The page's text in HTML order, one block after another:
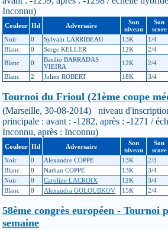
Inconnu)
Couleur Hd Adversaire
Son
niveau
Son
score
Noir
0 Sylvain LARRIBEAU 13K 1/4
Blanc
0 Serge KELLER 12K 2/4
Blanc
0
Basilio BARRADAS
VIEIRA
12K 2/4
Blanc
2 Julien ROBERT 18K 3/4
Tournoi du Frioul (21ème coupe
(Marseille, 30-08-2014) niveau
principale : avant : -1282, après : -1271 /
Inconnu, après : Inconnu)
Couleur Hd Adversaire
Son
niveau
Son
score
Noir
0 Alexandre COPPE 13K 2/3
Blanc
0 Nathan COPPE 13K 3/4
Noir
0 Caroline LACROIX 12K 3/4
Blanc
0 Alexandra GOLOUBKOV 15K 2/4
58ème congrès européen - Tournoi
semaine